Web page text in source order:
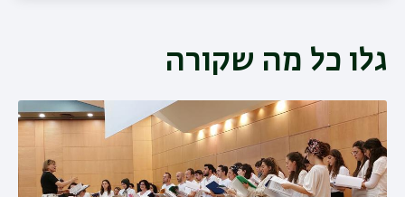
גלו כל מה שקורה